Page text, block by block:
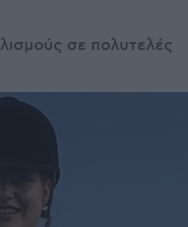
σε πολυτελές